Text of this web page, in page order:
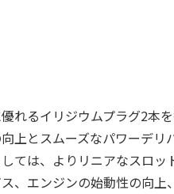
れるイリジウムプラグ2本
上とスムーズなパワーデリ
ては、よりリニアなスロッ
、エンジンの始動性の向上